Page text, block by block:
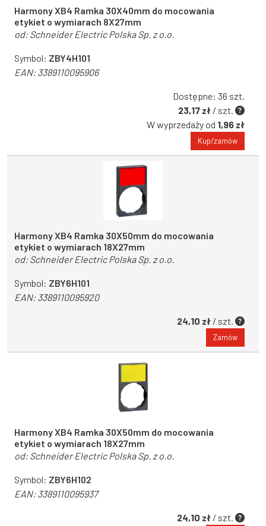
Harmony XB4 Ramka 30X40mm do mocowania
etykiet o wymiarach 8X27mm
od:Schneider Electric Polska Sp. z o.o.
Symbol: ZBY4H101
EAN:3389110095906
Dostępne: 36 szt.
23,17 zł / szt.
W wyprzedaży od 1,96 zł
Kup/zamów
Harmony XB4 Ramka 30X50mm do mocowania
etykiet o wymiarach 18X27mm
od:Schneider Electric Polska Sp. z o.o.
Symbol: ZBY6H101
EAN:3389110095920
24,10 zł / szt.
Zamów
Harmony XB4 Ramka 30X50mm do mocowania
etykiet o wymiarach 18X27mm
od:Schneider Electric Polska Sp. z o.o.
Symbol: ZBY6H102
EAN:3389110095937
24,10 zł / szt.